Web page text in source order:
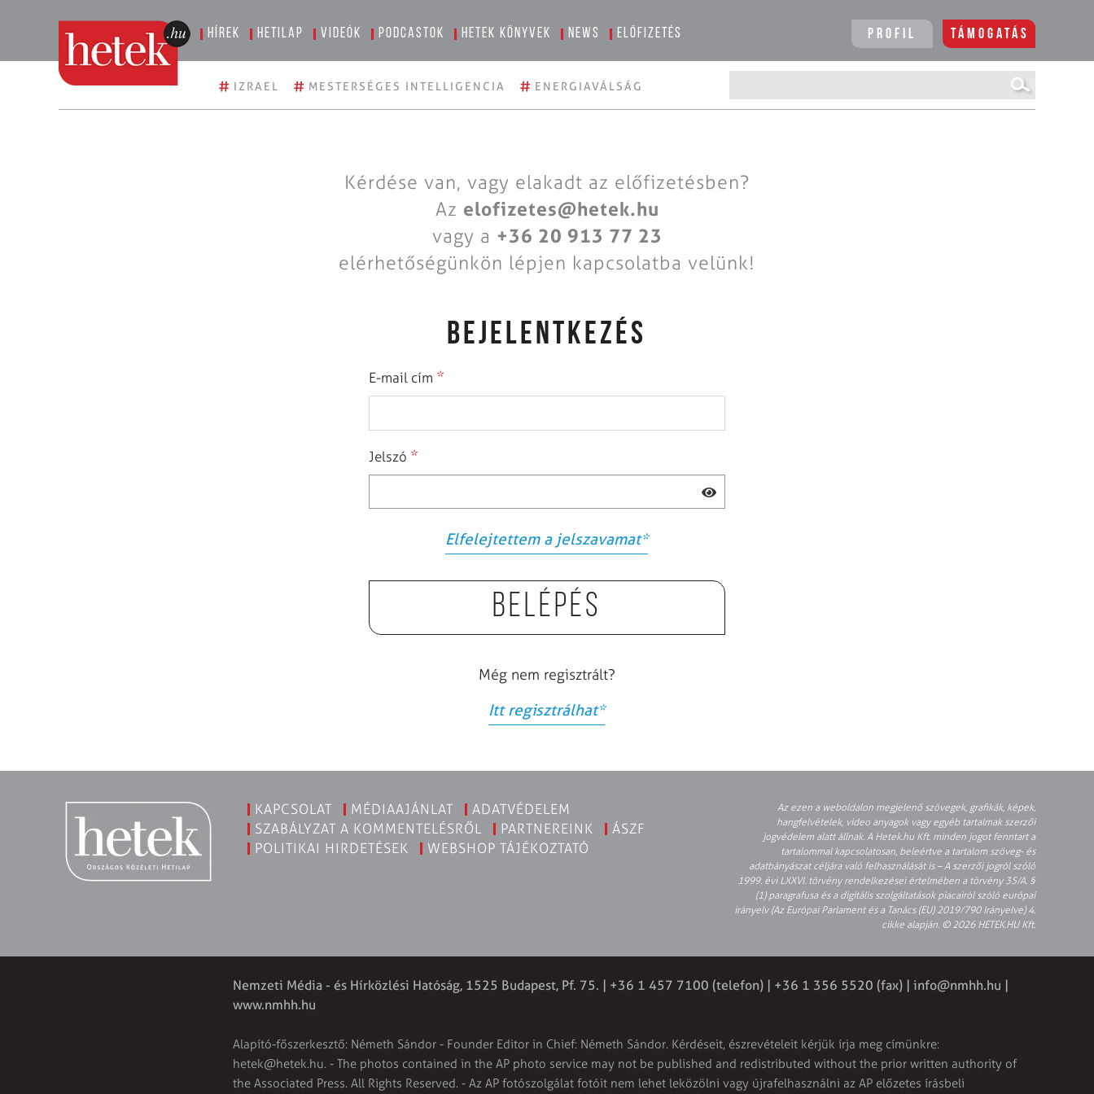
Hírek Hetilap Videók Podcastok Hetek könyvek News Előfizetés Profil Támogatás
# IZRAEL # MESTERSÉGES INTELLIGENCIA # ENERGIAVÁLSÁG
Kérdése van, vagy elakadt az előfizetésben?
Az elofizetes@hetek.hu
vagy a +36 20 913 77 23
elérhetőségünkön lépjen kapcsolatba velünk!
BEJELENTKEZÉS
E-mail cím *
Jelszó *
Elfelejtettem a jelszavamat*
Belépés
Még nem regisztrált?
Itt regisztrálhat*
KAPCSOLAT MÉDIAAJÁNLAT
ADATVÉDELEM
SZABÁLYZAT A KOMMENTELÉSRŐL
PARTNEREINK
ÁSZF
POLITIKAI HIRDETÉSEK
WEBSHOP TÁJÉKOZTATÓ
Az ezen a weboldalon megjelenő szövegek, grafikák, képek,
hangfelvételek, video anyagok vagy egyéb tartalmak szerzői
jogvédelem alatt állnak. A Hetek.hu Kft. minden jogot fenntart a
tartalommal kapcsolatosan, beleértve a tartalom szöveg- és
adatbányászat céljára való felhasználását is – A szerzői jogról szóló
1999. évi LXXVI. törvény rendelkezései értelmében a törvény 35/A. §
(1) paragrafusa és a digitális szolgáltatások piacairól szóló európai
irányelv (Az Európai Parlament és a Tanács (EU) 2019/790 Irányelve) 4.
cikke alapján. © 2026 HETEK.HU Kft.
Nemzeti Média - és Hírközlési Hatóság, 1525 Budapest, Pf. 75. | +36 1 457 7100 (telefon) | +36 1 356 5520 (fax) | info@nmhh.hu |
www.nmhh.hu
Alapító-főszerkesztő: Németh Sándor - Founder Editor in Chief: Németh Sándor. Kérdéseit, észrevételeit kérjük írja meg címünkre:
hetek@hetek.hu. - The photos contained in the AP photo service may not be published and redistributed without the prior written authority of
the Associated Press. All Rights Reserved. - Az AP fotószolgálat fotóit nem lehet leközölni vagy újrafelhasználni az AP előzetes írásbeli